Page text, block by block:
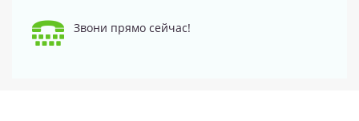
Звони прямо сейчас!